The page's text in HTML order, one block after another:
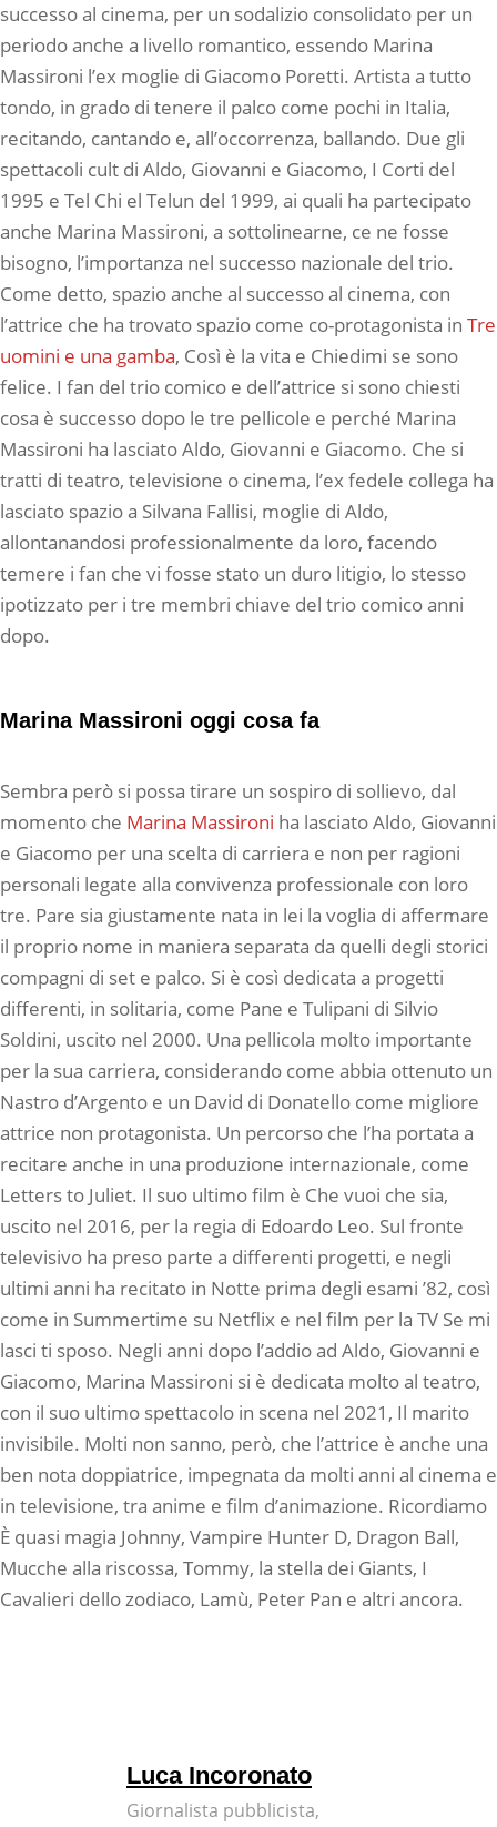
successo al cinema, per un sodalizio consolidato per un
periodo anche a livello romantico, essendo Marina
Massironi l’ex moglie di Giacomo Poretti. Artista a tutto
tondo, in grado di tenere il palco come pochi in Italia,
recitando, cantando e, all’occorrenza, ballando. Due gli
spettacoli cult di Aldo, Giovanni e Giacomo, I Corti del
1995 e Tel Chi el Telun del 1999, ai quali ha partecipato
anche Marina Massironi, a sottolinearne, ce ne fosse
bisogno, l’importanza nel successo nazionale del trio.
Come detto, spazio anche al successo al cinema, con
l’attrice che ha trovato spazio come co-protagonista in Tre
uomini e una gamba, Così è la vita e Chiedimi se sono
felice. I fan del trio comico e dell’attrice si sono chiesti
cosa è successo dopo le tre pellicole e perché Marina
Massironi ha lasciato Aldo, Giovanni e Giacomo. Che si
tratti di teatro, televisione o cinema, l’ex fedele collega ha
lasciato spazio a Silvana Fallisi, moglie di Aldo,
allontanandosi professionalmente da loro, facendo
temere i fan che vi fosse stato un duro litigio, lo stesso
ipotizzato per i tre membri chiave del trio comico anni
dopo.
Marina Massironi oggi cosa fa
Sembra però si possa tirare un sospiro di sollievo, dal
momento che Marina Massironi ha lasciato Aldo, Giovanni
e Giacomo per una scelta di carriera e non per ragioni
personali legate alla convivenza professionale con loro
tre. Pare sia giustamente nata in lei la voglia di affermare
il proprio nome in maniera separata da quelli degli storici
compagni di set e palco. Si è così dedicata a progetti
differenti, in solitaria, come Pane e Tulipani di Silvio
Soldini, uscito nel 2000. Una pellicola molto importante
per la sua carriera, considerando come abbia ottenuto un
Nastro d’Argento e un David di Donatello come migliore
attrice non protagonista. Un percorso che l’ha portata a
recitare anche in una produzione internazionale, come
Letters to Juliet. Il suo ultimo film è Che vuoi che sia,
uscito nel 2016, per la regia di Edoardo Leo. Sul fronte
televisivo ha preso parte a differenti progetti, e negli
ultimi anni ha recitato in Notte prima degli esami ’82, così
come in Summertime su Netflix e nel film per la TV Se mi
lasci ti sposo. Negli anni dopo l’addio ad Aldo, Giovanni e
Giacomo, Marina Massironi si è dedicata molto al teatro,
con il suo ultimo spettacolo in scena nel 2021, Il marito
invisibile. Molti non sanno, però, che l’attrice è anche una
ben nota doppiatrice, impegnata da molti anni al cinema e
in televisione, tra anime e film d’animazione. Ricordiamo
È quasi magia Johnny, Vampire Hunter D, Dragon Ball,
Mucche alla riscossa, Tommy, la stella dei Giants, I
Cavalieri dello zodiaco, Lamù, Peter Pan e altri ancora.
Luca Incoronato
Giornalista pubblicista,